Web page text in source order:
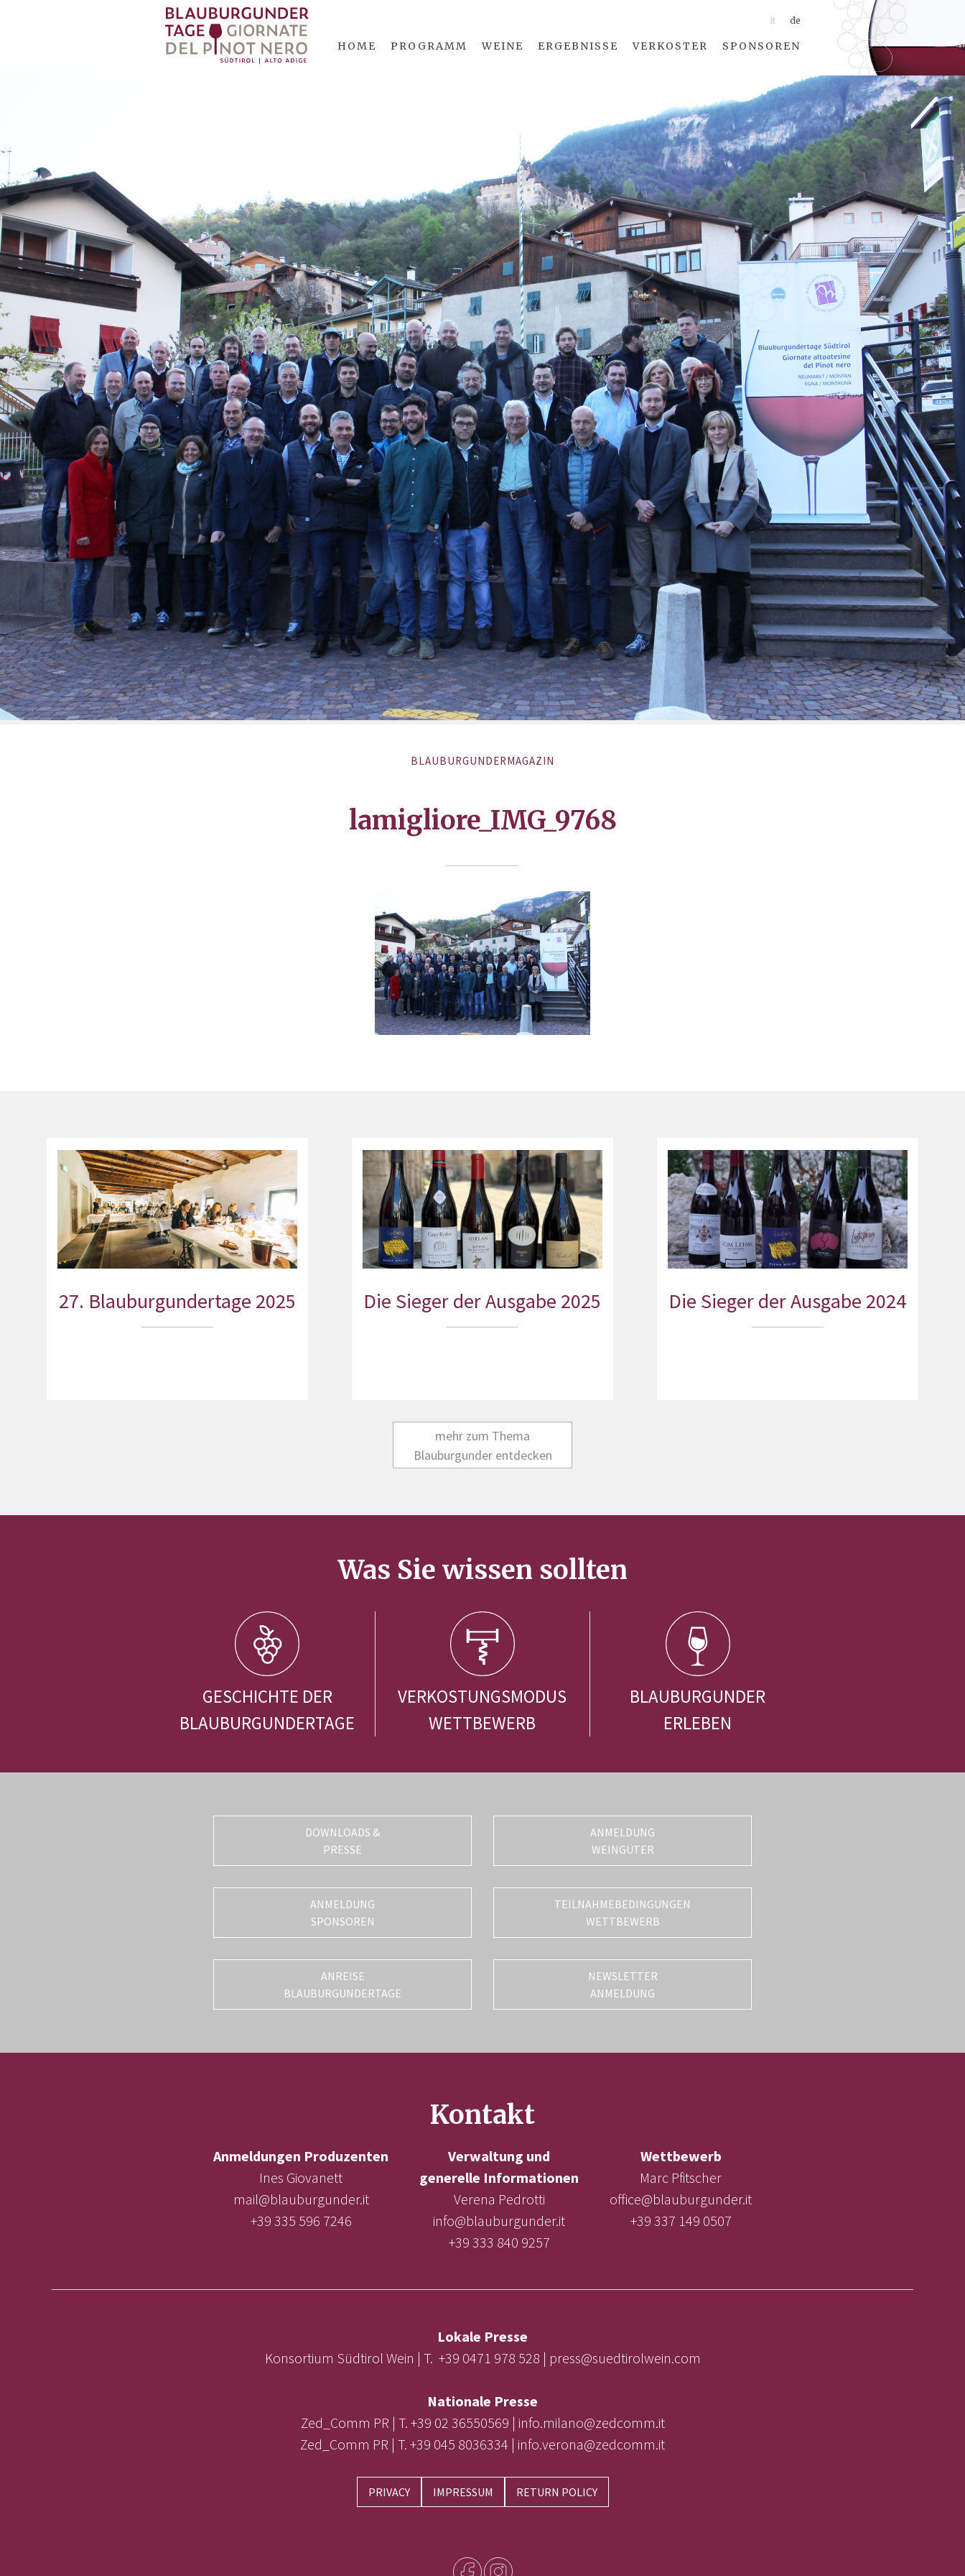
it de
HOME PROGRAMM WEINE ERGEBNISSE VERKOSTER SPONSOREN
BLAUBURGUNDERMAGAZIN
lamigliore_IMG_9768
27. Blauburgundertage 2025 Die Sieger der Ausgabe 2025 Die Sieger der Ausgabe 2024
mehr zum Thema
Blauburgunder entdecken
Was Sie wissen sollten
GESCHICHTE DER
BLAUBURGUNDERTAGE
VERKOSTUNGSMODUS
WETTBEWERB
BLAUBURGUNDER
ERLEBEN
DOWNLOADS &
PRESSE
ANMELDUNG
WEINGÜTER
ANMELDUNG
SPONSOREN
TEILNAHMEBEDINGUNGEN
WETTBEWERB
ANREISE
BLAUBURGUNDERTAGE
NEWSLETTER
ANMELDUNG
Kontakt
Anmeldungen Produzenten
Ines Giovanett
mail@blauburgunder.it
+39 335 596 7246
Verwaltung und
generelle Informationen
Verena Pedrotti
info@blauburgunder.it
+39 333 840 9257
Wettbewerb
Marc Pfitscher
office@blauburgunder.it
+39 337 149 0507
Lokale Presse
Konsortium Südtirol Wein | T. +39 0471 978 528 | press@suedtirolwein.com
Nationale Presse
Zed_Comm PR | T. +39 02 36550569 | info.milano@zedcomm.it
Zed_Comm PR | T. +39 045 8036334 | info.verona@zedcomm.it
PRIVACY IMPRESSUM RETURN POLICY